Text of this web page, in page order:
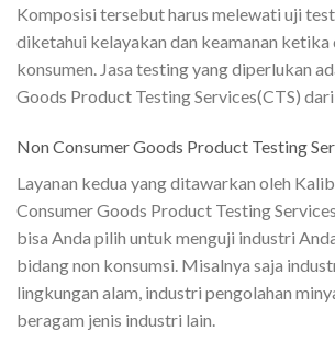
Komposisi tersebut harus melewati uji
diketahui kelayakan dan keamanan ketika
konsumen. Jasa testing yang diperlukan
Goods Product Testing Services(CTS)
Non Consumer Goods Product Testing
Layanan kedua yang ditawarkan oleh
Consumer Goods Product Testing
bisa Anda pilih untuk menguji industri
bidang non konsumsi. Misalnya saja
lingkungan alam, industri pengolahan
beragam jenis industri lain.